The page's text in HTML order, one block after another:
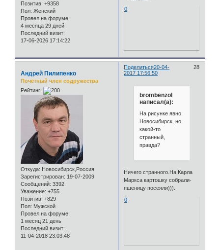
Позитив: +9358
Пол: Женский
Провел на форуме:
4 месяца 29 дней
Последний визит:
17-06-2026 17:14:22
0
Поделиться 28
20-04-
2017 17:56:50
Андрей Пилипенко
Почётный член содружества
Рейтинг:
Откуда: Новосибирск,Россия
Зарегистрирован: 19-07-2009
Сообщений: 3392
Уважение: +755
Позитив: +829
Пол: Мужской
Провел на форуме:
1 месяц 21 день
Последний визит:
11-04-2018 23:03:48
brombenzol
написал(а):
На рисунке явно
Новосибирск, но
какой-то
странный,
правда?
Ничего странного.На Карла
Маркса картошку собрали-
пшеницу посеяли))).
0